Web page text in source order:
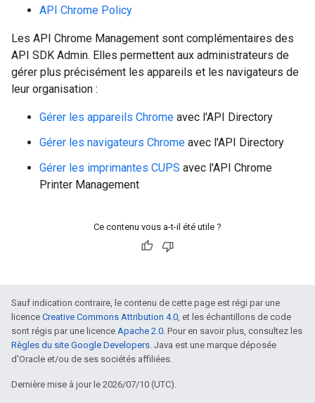
API Chrome Policy
Les API Chrome Management sont complémentaires des
API SDK Admin. Elles permettent aux administrateurs de
gérer plus précisément les appareils et les navigateurs de
leur organisation :
Gérer les appareils Chrome avec l'API Directory
Gérer les navigateurs Chrome avec l'API Directory
Gérer les imprimantes CUPS avec l'API Chrome
Printer Management
Ce contenu vous a-t-il été utile ?
Sauf indication contraire, le contenu de cette page est régi par une
licence Creative Commons Attribution 4.0, et les échantillons de code
sont régis par une licence Apache 2.0. Pour en savoir plus, consultez les
Règles du site Google Developers. Java est une marque déposée
d'Oracle et/ou de ses sociétés affiliées.
Dernière mise à jour le 2026/07/10 (UTC).